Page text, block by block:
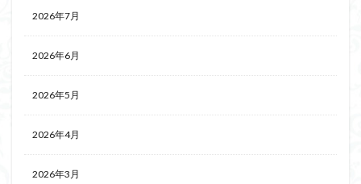
2026年7月
2026年6月
2026年5月
2026年4月
2026年3月